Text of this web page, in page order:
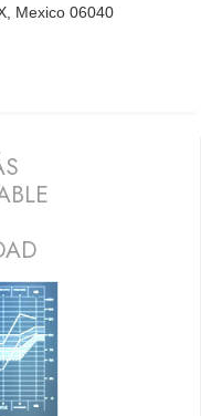
Mexico 06040